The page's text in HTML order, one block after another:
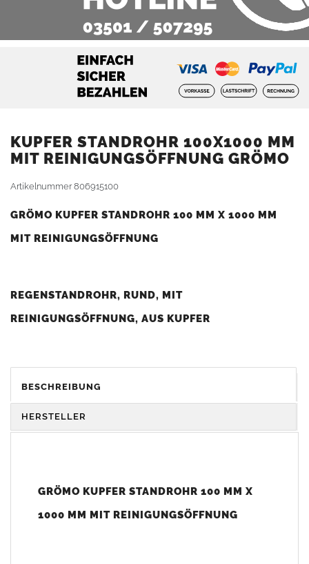
KUPFER STANDROHR 100X1000 MM
MIT REINIGUNGSÖFFNUNG GRÖMO
Artikelnummer806915100
GRÖMO KUPFER STANDROHR 100 MM X 1000 MM
MIT REINIGUNGSÖFFNUNG
REGENSTANDROHR, RUND, MIT
REINIGUNGSÖFFNUNG, AUS KUPFER
einfache Montage ohne spezielle Werkzeuge
mit praktischerReinigungsöffnungfür Wartung und
BESCHREIBUNG
HERSTELLER
GRÖMO KUPFER STANDROHR 100 MM X
1000 MM MIT REINIGUNGSÖFFNUNG